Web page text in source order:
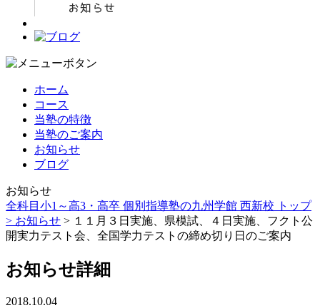
ホーム
コース
当塾の特徴
当塾のご案内
お知らせ
ブログ
お知らせ
全科目小1～高3・高卒 個別指導塾の九州学館 西新校 トップ
> お知らせ > １１月３日実施、県模試、４日実施、フクト公
開実力テスト会、全国学力テストの締め切り日のご案内
お知らせ詳細
2018.10.04